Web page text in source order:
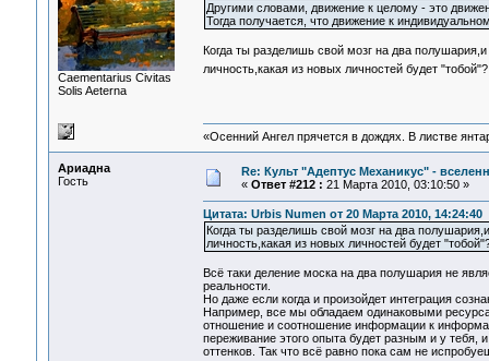
Сaementarius Civitas
Solis Aeterna
Другими словами, движение к целому - это
Тогда получается, что движение к
Когда ты разделишь свой мозг на два
личность,какая из новых личностей будет
«Осенний Ангел прячется в дождях. В листве
Ариадна
Гость
Re: Культ "Адептус Механикус" -
« Ответ #212 : 21 Марта 2010, 03:10:50 »
Цитата: Urbis Numen от 20 Марта 2010, 14:24:40
Когда ты разделишь свой мозг на два
личность,какая из новых личностей будет
Всё таки деление моска на два полушария не
реальности.
Но даже если когда и произойдет интеграция
Например, все мы обладаем одинаковыми
отношение и соотношение информации к
переживание этого опыта будет разным и у тебя,
оттенков. Так что всё равно пока сам не